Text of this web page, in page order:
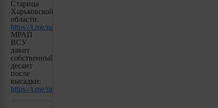
Старица
Харьковской
области.
https://t.me/natoptishh/2097
МРАП
ВСУ
давит
собственный
десант
после
высадки:
https://t.me/razved_dozor/5458